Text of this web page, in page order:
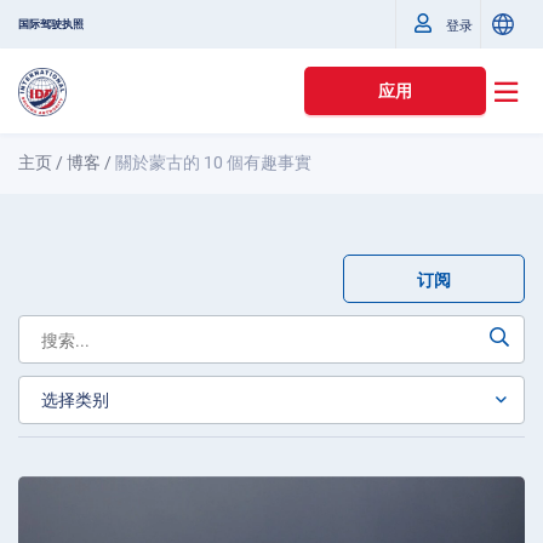
国际驾驶执照 登录
应用
主页 /博客 / 關於蒙古的 10 個有趣事實
订阅